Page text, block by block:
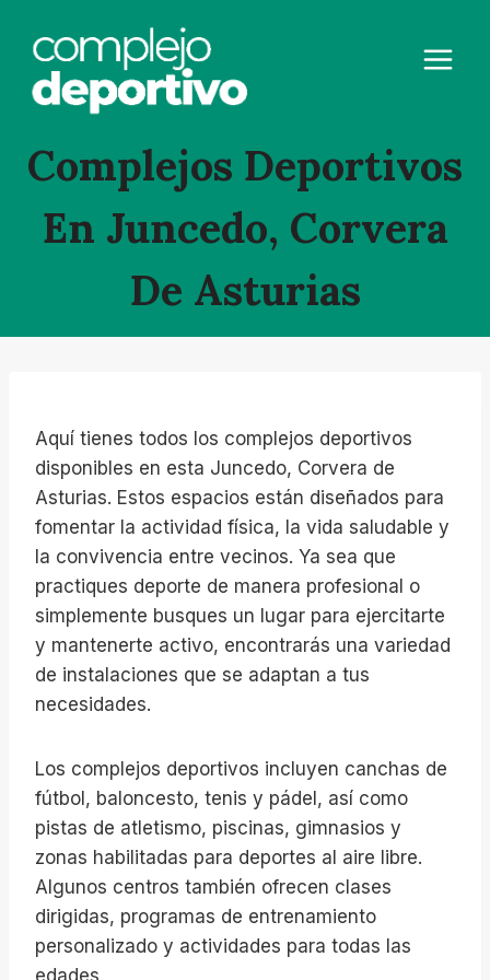
contenido
Complejos Deportivos
En Juncedo, Corvera
De Asturias
Aquí tienes todos los complejos deportivos
disponibles en esta Juncedo, Corvera de
Asturias. Estos espacios están diseñados para
fomentar la actividad física, la vida saludable y
la convivencia entre vecinos. Ya sea que
practiques deporte de manera profesional o
simplemente busques un lugar para ejercitarte
y mantenerte activo, encontrarás una variedad
de instalaciones que se adaptan a tus
necesidades.
Los complejos deportivos incluyen canchas de
fútbol, baloncesto, tenis y pádel, así como
pistas de atletismo, piscinas, gimnasios y
zonas habilitadas para deportes al aire libre.
Algunos centros también ofrecen clases
dirigidas, programas de entrenamiento
personalizado y actividades para todas las
edades.